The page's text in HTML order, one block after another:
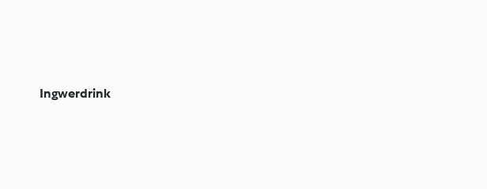
Ingwerdrink